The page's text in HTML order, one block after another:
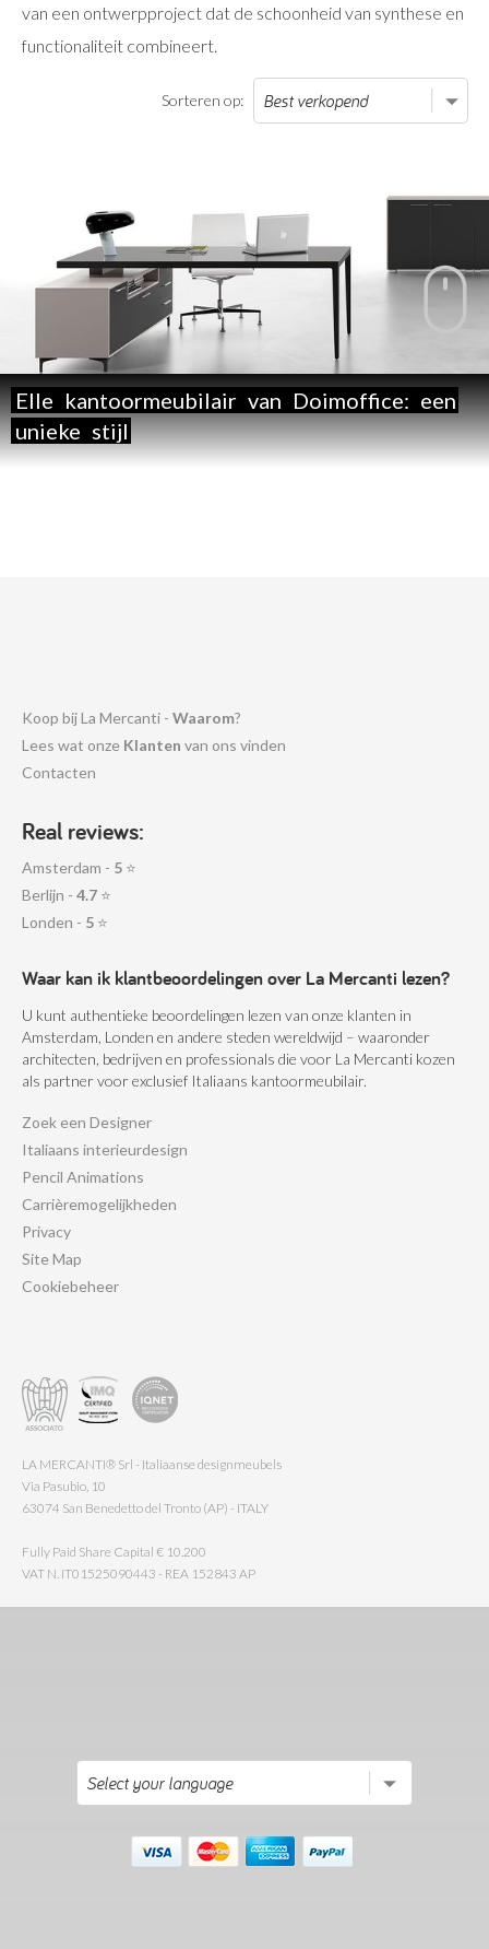
van een ontwerpproject dat de schoonheid van synthese en
functionaliteit combineert.
Sorteren op:
Elle kantoormeubilair van Doimoffice: een
unieke stijl
Koop bij La Mercanti - Waarom?
Lees wat onze Klanten van ons vinden
Contacten
Real reviews:
Amsterdam - 5 ⭐
Berlijn - 4.7 ⭐
Londen - 5 ⭐
Waar kan ik klantbeoordelingen over La Mercanti lezen?
U kunt authentieke beoordelingen lezen van onze klanten in
Amsterdam, Londen en andere steden wereldwijd – waaronder
architecten, bedrijven en professionals die voor La Mercanti kozen
als partner voor exclusief Italiaans kantoormeubilair.
Zoek een Designer
Italiaans interieurdesign
Pencil Animations
Carrièremogelijkheden
Privacy
Site Map
Cookiebeheer
LA MERCANTI® Srl - Italiaanse designmeubels
Via Pasubio, 10
63074 San Benedetto del Tronto (AP) - ITALY
Fully Paid Share Capital € 10.200
VAT N. IT01525090443 - REA 152843 AP